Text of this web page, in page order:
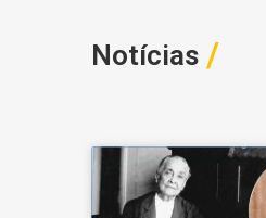
Notícias /